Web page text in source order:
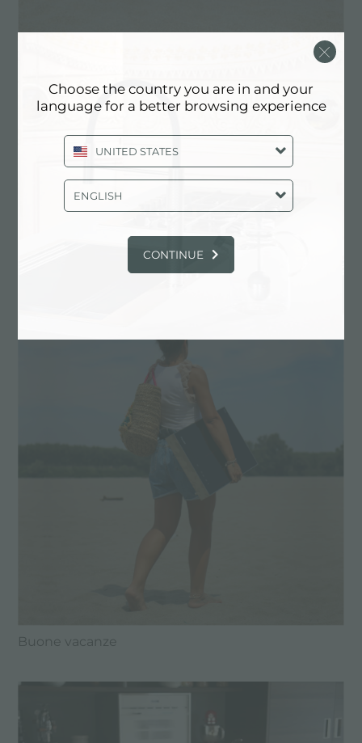
Buone vacanze
Choose the country you are in and your
language for a better browsing experience
UNITED STATES
ENGLISH
CONTINUE